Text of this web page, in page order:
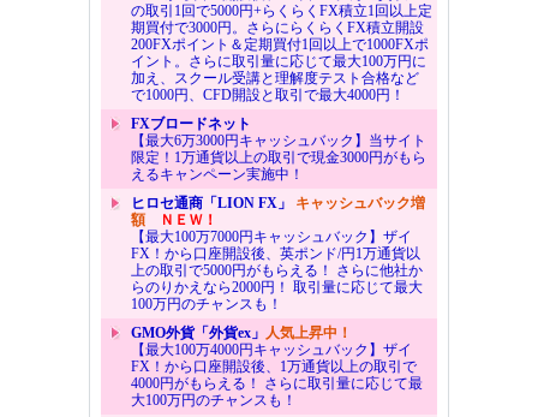
の取引1回で5000円+らくらくFX積立1回以上定
期買付で3000円。さらにらくらくFX積立開設
200FXポイント＆定期買付1回以上で1000FXポ
イント。さらに取引量に応じて最大100万円に
加え、スクール受講と理解度テスト合格など
で1000円、CFD開設と取引で最大4000円！
FXブロードネット
【最大6万3000円キャッシュバック】当サイト
限定！1万通貨以上の取引で現金3000円がもら
えるキャンペーン実施中！
ヒロセ通商「LION FX」 キャッシュバック増
額ＮＥＷ！
【最大100万7000円キャッシュバック】ザイ
FX！から口座開設後、英ポンド/円1万通貨以
上の取引で5000円がもらえる！ さらに他社か
らのりかえなら2000円！ 取引量に応じて最大
100万円のチャンスも！
GMO外貨「外貨ex」 人気上昇中！
【最大100万4000円キャッシュバック】ザイ
FX！から口座開設後、1万通貨以上の取引で
4000円がもらえる！ さらに取引量に応じて最
大100万円のチャンスも！